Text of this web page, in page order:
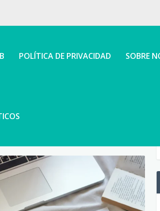
POLÍTICA DE PRIVACIDAD SOBRE